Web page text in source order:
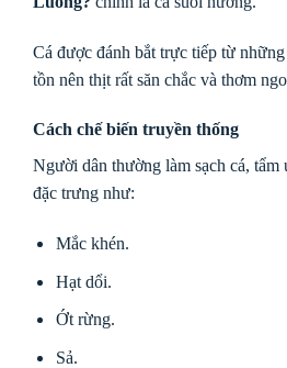
Cá được đánh bắt trực tiếp từ
tồn nên thịt rất săn chắc và thơm
Cách chế biến truyền thống
Người dân thường làm sạch cá,
đặc trưng như:
Mắc khén.
Hạt dổi.
Ớt rừng.
Sả.